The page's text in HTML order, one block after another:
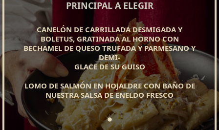
PRINCIPAL A ELEGIR
CANELÓN DE CARRILLADA DESMIGADA Y
BOLETUS, GRATINADA AL HORNO CON
BECHAMEL DE QUESO TRUFADA Y PARMESANO Y
DEMI-
GLACE DE SU GUISO
LOMO DE SALMÓN EN HOJALDRE CON BAÑO DE
NUESTRA SALSA DE ENELDO FRESCO